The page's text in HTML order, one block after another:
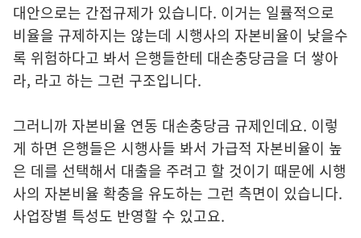
대안으로는 간접규제가 있습니다. 이거는 일률적으로
비율을 규제하지는 않는데 시행사의 자본비율이 낮을수
록 위험하다고 봐서 은행들한테 대손충당금을 더 쌓아
라, 라고 하는 그런 구조입니다.
그러니까 자본비율 연동 대손충당금 규제인데요. 이렇
게 하면 은행들은 시행사들 봐서 가급적 자본비율이 높
은 데를 선택해서 대출을 주려고 할 것이기 때문에 시행
사의 자본비율 확충을 유도하는 그런 측면이 있습니다.
사업장별 특성도 반영할 수 있고요.